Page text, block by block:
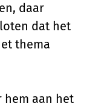
daar
dat het
thema
hem aan het